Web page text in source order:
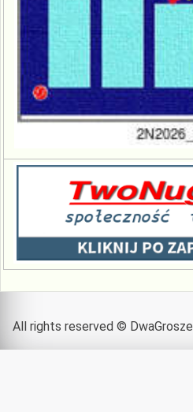
All rights reserved © DwaGrosze